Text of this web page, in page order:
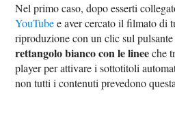
Nel primo caso, dopo esserti
YouTubee aver cercato il filmato di
riproduzione con un clic sul
rettangolo bianco con le lineeche
player per attivare i sottotitoli
non tutti i contenuti prevedono